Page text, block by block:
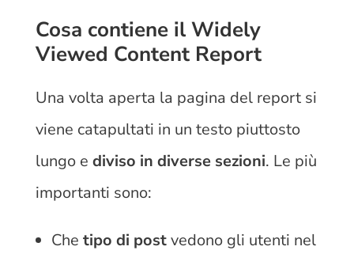
Cosa contiene il Widely
Viewed Content Report
Una volta aperta la pagina del report si
viene catapultati in un testo piuttosto
lungo e diviso in diverse sezioni. Le più
importanti sono:
Che tipo di postvedono gli utenti nel